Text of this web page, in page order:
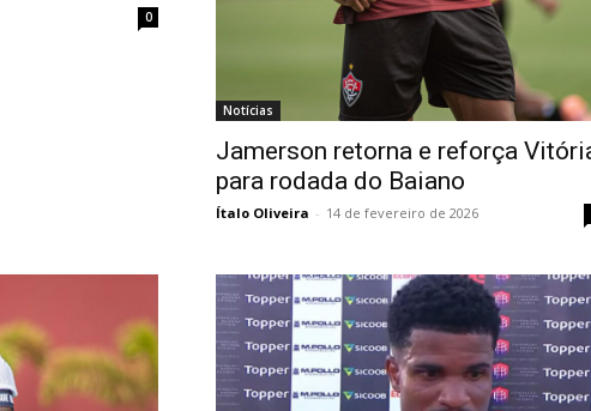
0
Notícias
Jamerson retorna e reforça
para rodada do Baiano
Ítalo Oliveira - 14 de fevereiro de 2026